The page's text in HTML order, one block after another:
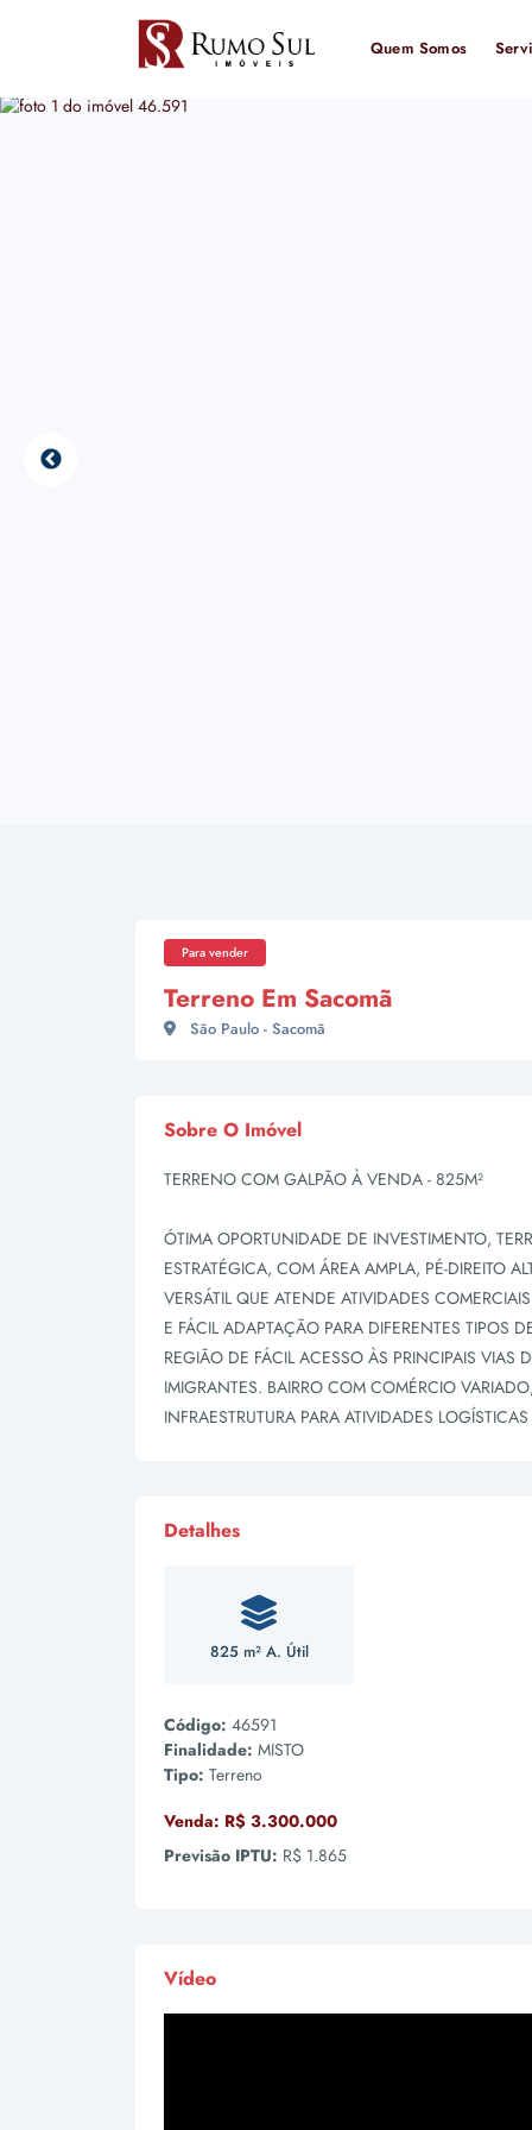
Quem Somos
Para vender
Terreno Em Sacomã
São Paulo - Sacomã
Sobre O Imóvel
TERRENO COM GALPÃO À VENDA - 825M²
ÓTIMA OPORTUNIDADE DE INVESTIMENTO,
ESTRATÉGICA, COM ÁREA AMPLA, PÉ-DIREITO
VERSÁTIL QUE ATENDE ATIVIDADES
E FÁCIL ADAPTAÇÃO PARA DIFERENTES TIPOS
REGIÃO DE FÁCIL ACESSO ÀS PRINCIPAIS
IMIGRANTES. BAIRRO COM COMÉRCIO
INFRAESTRUTURA PARA ATIVIDADES
Detalhes
825 m² A. Útil
Código: 46591
Finalidade: MISTO
Tipo: Terreno
Venda: R$ 3.300.000
Previsão IPTU: R$ 1.865
Vídeo